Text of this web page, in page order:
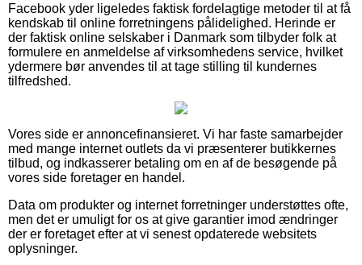
Facebook yder ligeledes faktisk fordelagtige metoder til at få
kendskab til online forretningens pålidelighed. Herinde er
der faktisk online selskaber i Danmark som tilbyder folk at
formulere en anmeldelse af virksomhedens service, hvilket
ydermere bør anvendes til at tage stilling til kundernes
tilfredshed.
Vores side er annoncefinansieret. Vi har faste samarbejder
med mange internet outlets da vi præsenterer butikkernes
tilbud, og indkasserer betaling om en af de besøgende på
vores side foretager en handel.
Data om produkter og internet forretninger understøttes ofte,
men det er umuligt for os at give garantier imod ændringer
der er foretaget efter at vi senest opdaterede websitets
oplysninger.